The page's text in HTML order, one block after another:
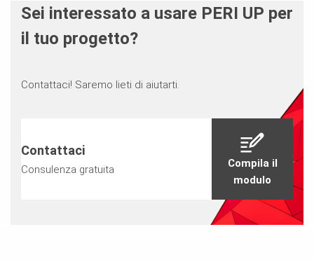
Sei interessato a usare PERI UP per
il tuo progetto?
Contattaci! Saremo lieti di aiutarti.
Contattaci
Consulenza gratuita
Compila il
modulo